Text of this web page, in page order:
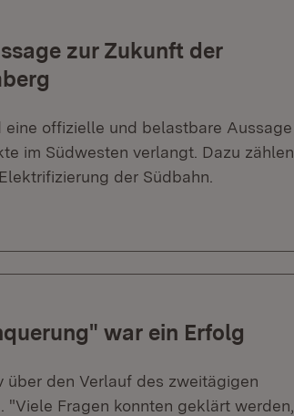
zur Zukunft der
eine offizielle und belastbare Aussage
im Südwesten verlangt. Dazu zählen
der Südbahn.
war ein Erfolg
den Verlauf des zweitägigen
Fragen konnten geklärt werden,